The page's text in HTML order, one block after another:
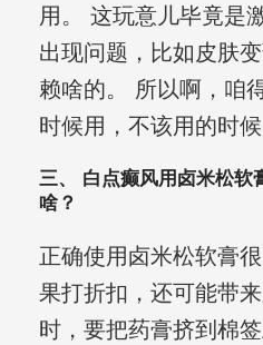
用。 这玩意儿毕竟是
出现问题，比如皮肤
赖啥的。 所以啊，咱
时候用，不该用的时候
三、 白点癫风用卤米松软
啥？
正确使用卤米松软膏
果打折扣，还可能带
时，要把药膏挤到棉